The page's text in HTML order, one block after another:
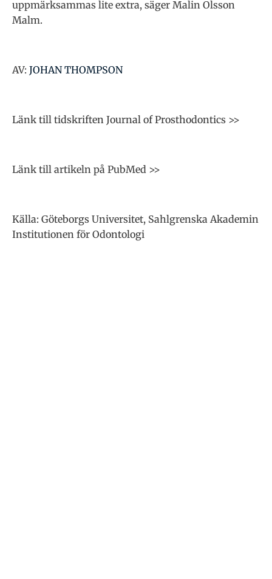
uppmärksammas lite extra, säger Malin Olsson
Malm.
AV: JOHAN THOMPSON
Länk till tidskriften Journal of Prosthodontics >>
Länk till artikeln på PubMed >>
Källa: Göteborgs Universitet, Sahlgrenska Akademin
Institutionen för Odontologi